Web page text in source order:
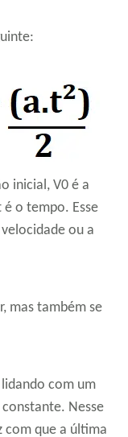
inicial, V0 é a
o tempo. Esse
ou a
mas também se
com um
Nesse
com que a última